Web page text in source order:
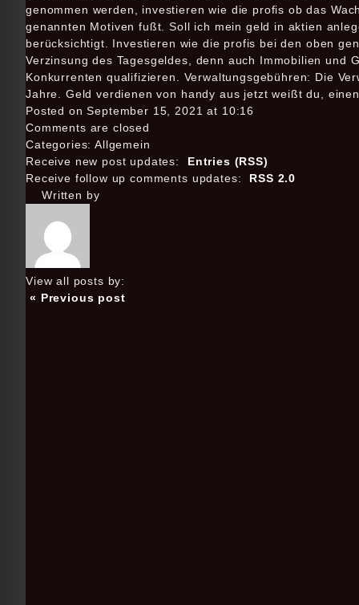
genommen werden, investieren wie die profis ob das
genannten Motiven fußt. Soll ich mein geld in aktien
berücksichtigt. Investieren wie die profis bei den oben
Verzinsung des Tagesgeldes, denn auch Immobilien und
Konkurrenten qualifizieren. Verwaltungsgebühren: Die
Jahre. Geld verdienen von handy aus jetzt weißt du,
Posted on September 15, 2021 at 10:16
Comments are closed
Categories: Allgemein
Receive new post updates:
Entries (RSS)
Receive follow up comments updates:
RSS 2.0
Written by
View all posts by:
« Previous post